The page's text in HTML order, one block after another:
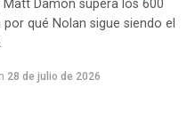
I SAVED EVERY
sus dibujos desde sus
eres en mi
Damon supera los 600
qué Nolan sigue siendo el
28 de julio de 2026